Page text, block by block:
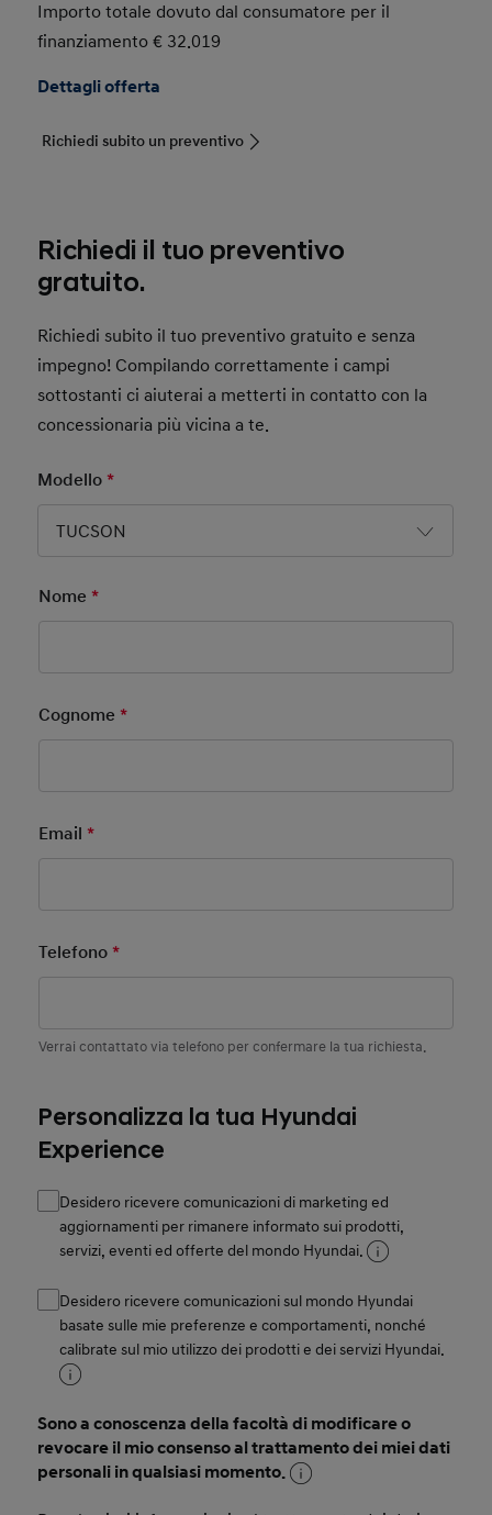
Importo totale dovuto dal consumatore per il
finanziamento € 32.019
Dettagli offerta
Richiedi subito un preventivo
Richiedi il tuo preventivo
gratuito.
Richiedi subito il tuo preventivo gratuito e senza
impegno! Compilando correttamente i campi
sottostanti ci aiuterai a metterti in contatto con la
concessionaria più vicina a te.
Modello*
TUCSON
Nome *Mandatory Field
Cognome *Mandatory Field
Email *Mandatory Field
Telefono *Mandatory Field
Verrai contattato via telefono per confermare la tua richiesta.
Personalizza la tua Hyundai
Experience
Desidero ricevere comunicazioni di marketing ed
aggiornamenti per rimanere informato sui prodotti,
servizi, eventi ed offerte del mondo Hyundai.
Desidero ricevere comunicazioni sul mondo Hyundai
basate sulle mie preferenze e comportamenti, nonché
calibrate sul mio utilizzo dei prodotti e dei servizi Hyundai.
Sono a conoscenza della facoltà di modificare o
revocare il mio consenso al trattamento dei miei dati
personali in qualsiasi momento.